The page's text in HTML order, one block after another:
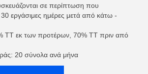
σε περίπτωση που
εργάσιμες ημέρες μετά από κάτω -
TT εκ των προτέρων, 70% TT πριν από
20 σύνολα ανά μήνα